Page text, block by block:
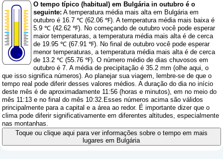
O tempo típico (habitual) em Bulgária in outubro é o
seguinte: A temperatura média mais alta em Bulgária em
outubro é 16.7 ℃ (62.06 ℉). A temperatura média mais baixa é
5.9 ℃ (42.62 ℉). No começando de outubro você pode esperar
maior temperaturas, a temperatura média mais alta é de cerca
de 19.95 ℃ (67.91 ℉). No final de outubro você pode esperar
menor temperaturas, a temperatura média mais alta é de cerca
de 13.2 ℃ (55.76 ℉). O número médio de dias chuvosos em
outubro é 7. A média de precipitação é 35.2 mm (olhe aqui, o
que isso significa números). Ao planejar sua viagem, lembre-se de que o
tempo real pode diferir desses valores médios. A duração do dia no início
deste mês é de aproximadamente 11:56 (horas e minutos), em no meio do
mês 11:13 e no final do mês 10:32.Esses números acima são válidos
principalmente para a capital e a área ao redor. É importante dizer que o
clima pode diferir significativamente em diferentes altitudes, especialmente
nas montanhas.
Toque ou clique aqui para ver informações sobre o tempo em mais
lugares em Bulgária